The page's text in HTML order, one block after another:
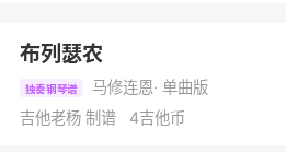
布列瑟农
独奏钢琴谱 马修连恩· 单曲版
吉他老杨 制谱 4吉他币